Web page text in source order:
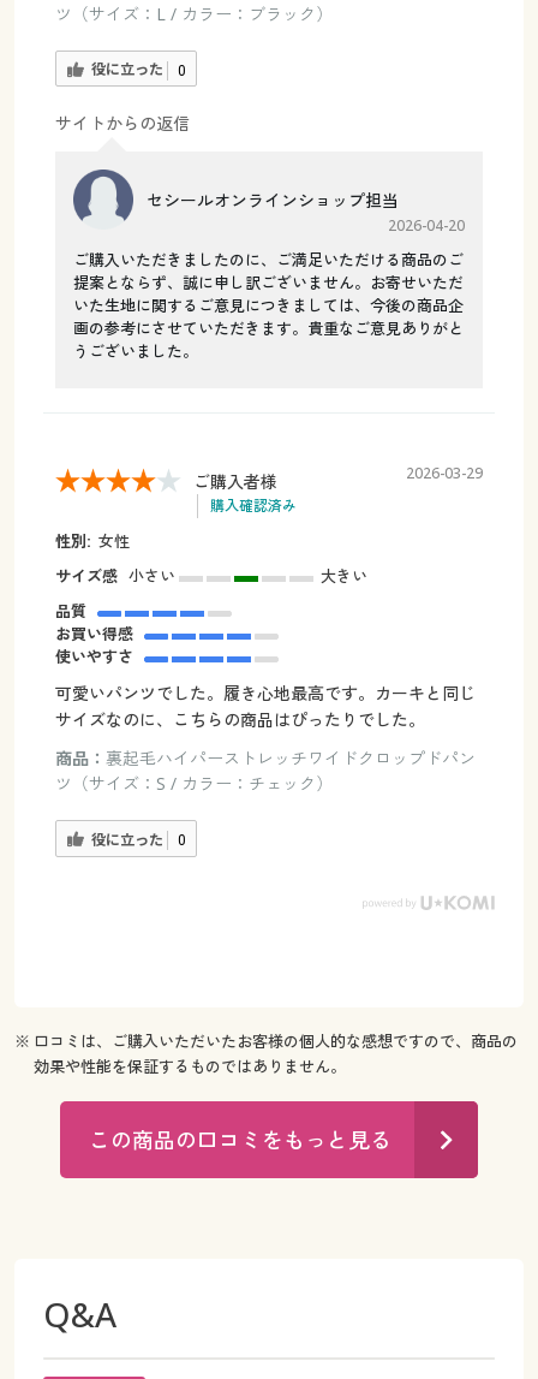
ツ（サイズ：L / カラー：ブラック）
役に立った 0
サイトからの返信
セシールオンラインショップ担当
2026-04-20
ご購入いただきましたのに、ご満足いただける商品のご
提案とならず、誠に申し訳ございません。お寄せいただ
いた生地に関するご意見につきましては、今後の商品企
画の参考にさせていただきます。貴重なご意見ありがと
うございました。
ご購入者様
購入確認済み
2026-03-29
性別: 女性
サイズ感 小さい
大きい
品質
お買い得感
使いやすさ
可愛いパンツでした。履き心地最高です。カーキと同じ
サイズなのに、こちらの商品はぴったりでした。
商品： 裏起毛ハイパーストレッチワイドクロップドパン
ツ（サイズ：S / カラー：チェック）
役に立った 0
※ 口コミは、ご購入いただいたお客様の個人的な感想ですので、商品の
効果や性能を保証するものではありません。
この商品の口コミをもっと見る
Q&A